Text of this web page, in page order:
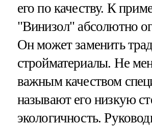
его по качеству. К
"Винизол" абсолютно
Он может заменить
стройматериалы. Не
важным качеством
называют его низкую
экологичность.